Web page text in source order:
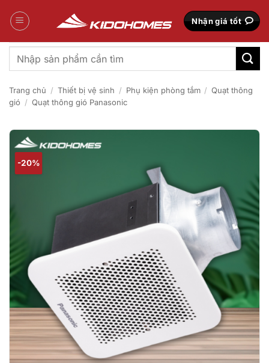
qua
Nhận giá tốt
Tìm
kiếm:
Trang chủ / Thiết bị vệ sinh / Phụ kiện phòng tắm / Quạt thông
gió / Quạt thông gió Panasonic
-20%